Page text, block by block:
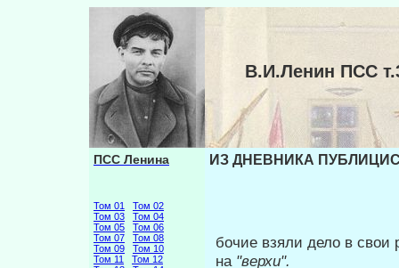
В.И.Ленин ПСС
ПСС Ленина
Том 01
Том 02
Том 03
Том 04
Том 05
Том 06
Том 07
Том 08
Том 09
Том 10
Том 11
Том 12
ИЗ ДНЕВНИКА
бочие взяли дело в свои
на "верхи".